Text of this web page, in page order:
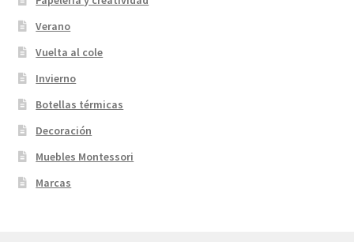
Verano
Vuelta al cole
Invierno
Botellas térmicas
Decoración
Muebles Montessori
Marcas